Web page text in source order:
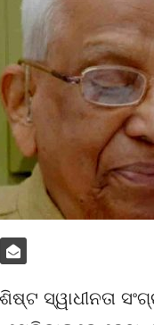
ସ୍ୱାଧୀନତା